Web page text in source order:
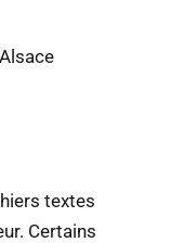
textes
Certains